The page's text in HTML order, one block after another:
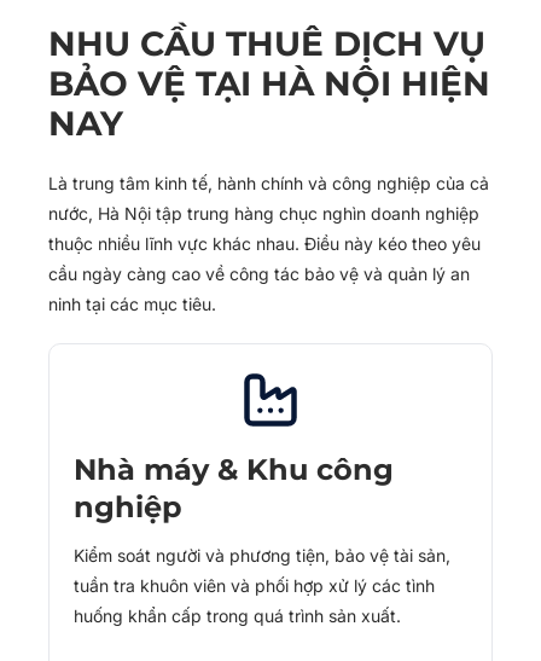
NHU CẦU THUÊ DỊCH VỤ
BẢO VỆ TẠI HÀ NỘI HIỆN
NAY
Là trung tâm kinh tế, hành chính và công nghiệp của cả
nước, Hà Nội tập trung hàng chục nghìn doanh nghiệp
thuộc nhiều lĩnh vực khác nhau. Điều này kéo theo yêu
cầu ngày càng cao về công tác bảo vệ và quản lý an
ninh tại các mục tiêu.
Nhà máy & Khu công
nghiệp
Kiểm soát người và phương tiện, bảo vệ tài sản,
tuần tra khuôn viên và phối hợp xử lý các tình
huống khẩn cấp trong quá trình sản xuất.